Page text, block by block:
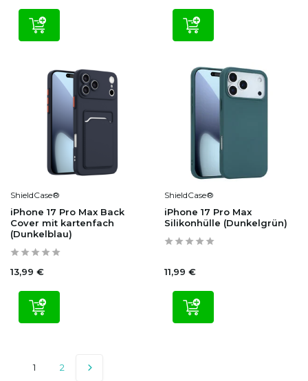
ShieldCase®
iPhone 17 Pro Max Back
Cover mit kartenfach
(Dunkelblau)
13,99 €
ShieldCase®
iPhone 17 Pro Max
Silikonhülle (Dunkelgrün)
11,99 €
1 2